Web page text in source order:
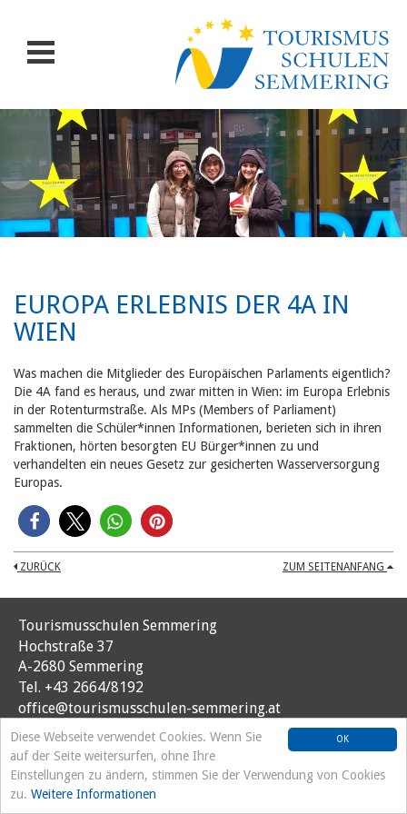
OK
Diese Webseite verwendet Cookies. Wenn Sie
auf der Seite weitersurfen, ohne Ihre
Einstellungen zu ändern, stimmen Sie der Verwendung von Cookies
zu. Weitere Informationen
EUROPA ERLEBNIS DER 4A IN
WIEN
Was machen die Mitglieder des Europäischen Parlaments eigentlich?
Die 4A fand es heraus, und zwar mitten in Wien: im Europa Erlebnis
in der Rotenturmstraße. Als MPs (Members of Parliament)
sammelten die Schüler*innen Informationen, berieten sich in ihren
Fraktionen, hörten besorgten EU Bürger*innen zu und
verhandelten ein neues Gesetz zur gesicherten Wasserversorgung
Europas.
ZURÜCK ZUM SEITENANFANG
Tourismusschulen Semmering
Hochstraße 37
A-2680 Semmering
Tel. +43 2664/8192
office@tourismusschulen-semmering.at